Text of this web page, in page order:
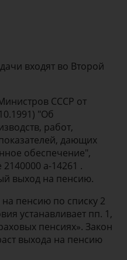
входят во Второй
СССР от
"Об
работ,
дающих
обеспечение",
а-14261 .
выход на пенсию.
пенсию по списку 2
устанавливает пп. 1,
пенсиях». Закон
выхода на пенсию